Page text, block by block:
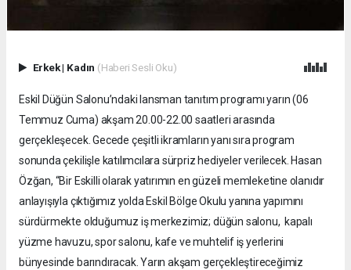
Erkek| Kadın (Haberi Sesli Oku)
Eskil Düğün Salonu’ndaki lansman tanıtım programı yarın (06
Temmuz Cuma) akşam 20.00-22.00 saatleri arasında
gerçekleşecek. Gecede çeşitli ikramların yanı sıra program
sonunda çekilişle katılımcılara sürpriz hediyeler verilecek. Hasan
Özğan, “Bir Eskilli olarak yatırımın en güzeli memleketine olanıdır
anlayışıyla çıktığımız yolda Eskil Bölge Okulu yanına yapımını
sürdürmekte olduğumuz iş merkezimiz; düğün salonu, kapalı
yüzme havuzu, spor salonu, kafe ve muhtelif iş yerlerini
bünyesinde barındıracak. Yarın akşam gerçekleştireceğimiz